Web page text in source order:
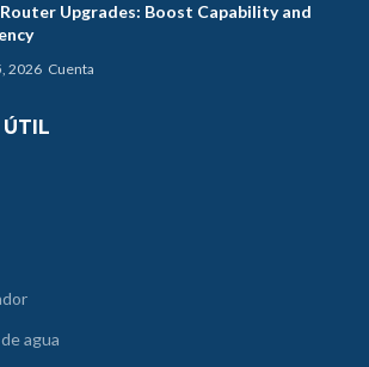
Upgrades: Boost Capability and
2026 Cuenta
ÚTIL
agua